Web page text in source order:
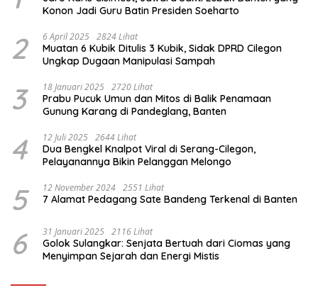
Konon Jadi Guru Batin Presiden Soeharto
2 6 April 2025 2824 Lihat
Muatan 6 Kubik Ditulis 3 Kubik, Sidak DPRD Cilegon
Ungkap Dugaan Manipulasi Sampah
3 18 Januari 2025 2720 Lihat
Prabu Pucuk Umun dan Mitos di Balik Penamaan
Gunung Karang di Pandeglang, Banten
4 12 Juli 2025 2644 Lihat
Dua Bengkel Knalpot Viral di Serang-Cilegon,
Pelayanannya Bikin Pelanggan Melongo
5 12 November 2024 2551 Lihat
7 Alamat Pedagang Sate Bandeng Terkenal di Banten
6 31 Januari 2025 2116 Lihat
Golok Sulangkar: Senjata Bertuah dari Ciomas yang
Menyimpan Sejarah dan Energi Mistis